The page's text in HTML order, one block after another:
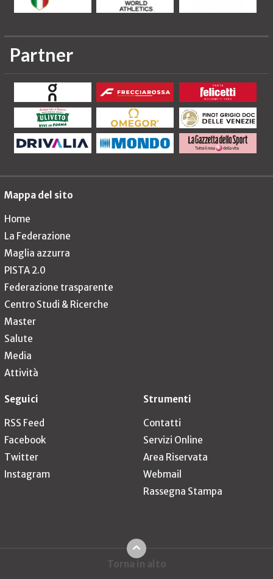
Partner
Mappa del sito
Home
La Federazione
Maglia azzurra
PISTA 2.0
Federazione trasparente
Centro Studi & Ricerche
Master
Salute
Media
Attività
Seguici
RSS Feed
Facebook
Twitter
Instagram
Strumenti
Contatti
Servizi Online
Area Riservata
Webmail
Rassegna Stampa
Torna in alto